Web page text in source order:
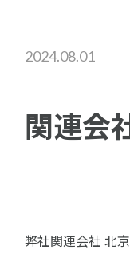
2024.08.01
関連会
弊社関連会社 北